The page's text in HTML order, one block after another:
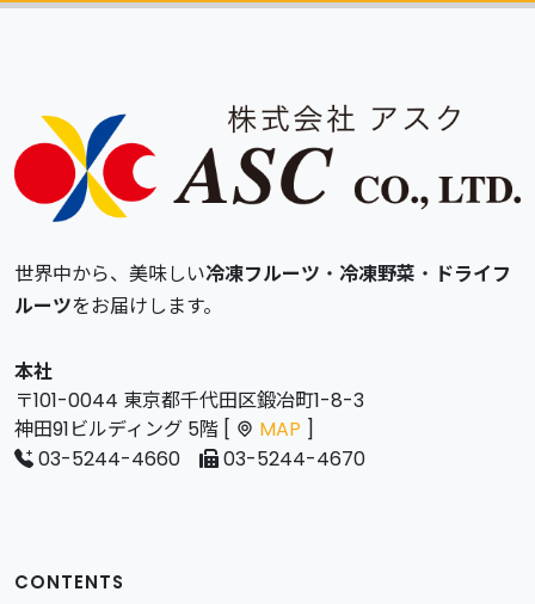
世界中から、美味しい冷凍フルーツ ・ 冷凍野菜 ・ ドライフ
ルーツをお届けします。
本社
〒101-0044 東京都千代田区鍛冶町1-8-3
神田91ビルディング 5階 [
MAP ]
03-5244-4660
03-5244-4670
CONTENTS